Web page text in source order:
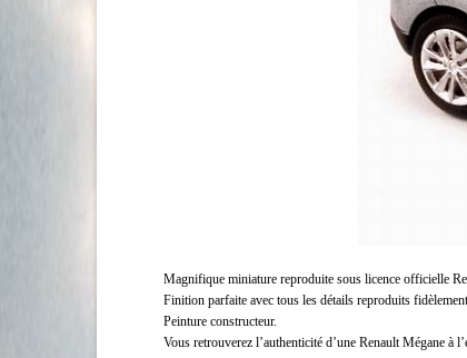
Magnifique miniature reproduite sous licence officielle
Finition parfaite avec tous les détails reproduits
Peinture constructeur.
Vous retrouverez l’authenticité d’une Renault Mégane à